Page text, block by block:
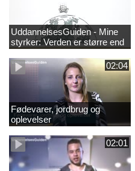
UddannelsesGuiden - Mine
styrker: Verden er større end
dig og du bidrager til den
02:04
Fødevarer, jordbrug og
oplevelser
02:01